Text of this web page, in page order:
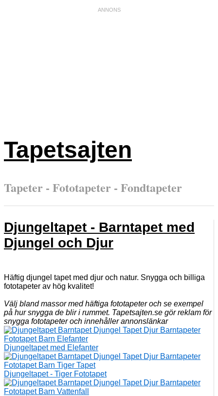
Tapetsajten
Tapeter - Fototapeter - Fondtapeter
Djungeltapet - Barntapet med
Djungel och Djur
Häftig djungel tapet med djur och natur. Snygga och billiga
fototapeter av hög kvalitet!
Välj bland massor med häftiga fototapeter och se exempel
på hur snygga de blir i rummet. Tapetsajten.se gör reklam för
snygga fototapeter och innehåller annonslänkar
Djungeltapet med Elefanter
Djungeltapet - Tiger Fototapet